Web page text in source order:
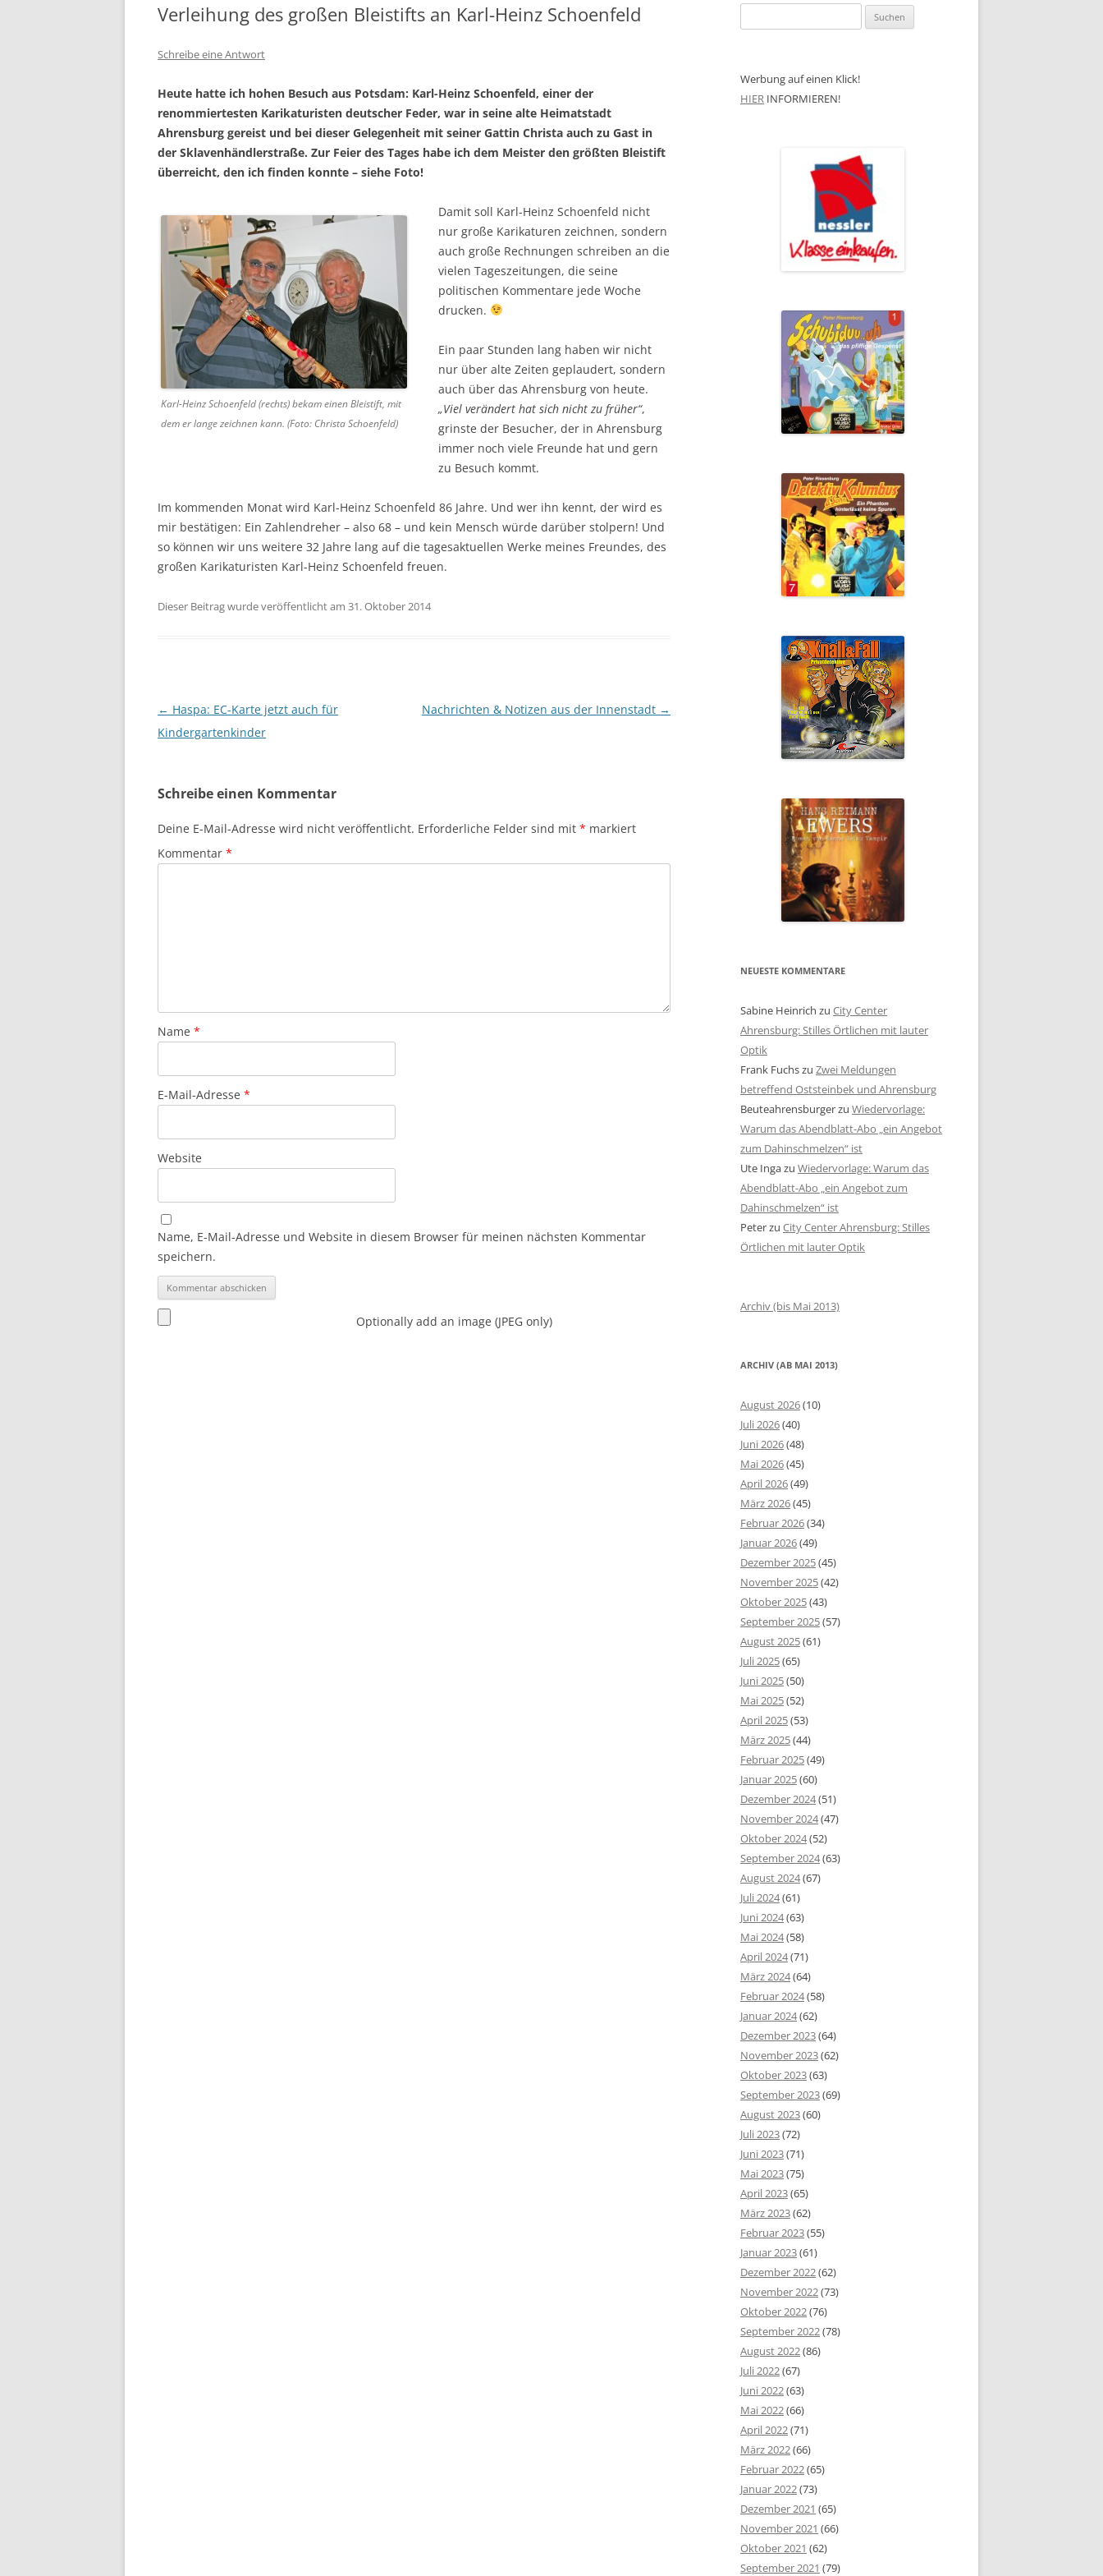
Verleihung des großen Bleistifts an Karl-Heinz Schoenfeld
Schreibe eine Antwort
Heute hatte ich hohen Besuch aus Potsdam: Karl-Heinz Schoenfeld, einer der
renommiertesten Karikaturisten deutscher Feder, war in seine alte Heimatstadt
Ahrensburg gereist und bei dieser Gelegenheit mit seiner Gattin Christa auch zu Gast in
der Sklavenhändlerstraße. Zur Feier des Tages habe ich dem Meister den größten Bleistift
überreicht, den ich finden konnte – siehe Foto!
Karl-Heinz Schoenfeld (rechts) bekam einen Bleistift, mit
dem er lange zeichnen kann. (Foto: Christa Schoenfeld)
Damit soll Karl-Heinz Schoenfeld nicht
nur große Karikaturen zeichnen, sondern
auch große Rechnungen schreiben an die
vielen Tageszeitungen, die seine
politischen Kommentare jede Woche
drucken.
Ein paar Stunden lang haben wir nicht
nur über alte Zeiten geplaudert, sondern
auch über das Ahrensburg von heute.
„Viel verändert hat sich nicht zu früher“,
grinste der Besucher, der in Ahrensburg
immer noch viele Freunde hat und gern
zu Besuch kommt.
Im kommenden Monat wird Karl-Heinz Schoenfeld 86 Jahre. Und wer ihn kennt, der wird es
mir bestätigen: Ein Zahlendreher – also 68 – und kein Mensch würde darüber stolpern! Und
so können wir uns weitere 32 Jahre lang auf die tagesaktuellen Werke meines Freundes, des
großen Karikaturisten Karl-Heinz Schoenfeld freuen.
Dieser Beitrag wurde veröffentlicht am 31. Oktober 2014
Beitragsnavigation
← Haspa: EC-Karte jetzt auch für
Kindergartenkinder
Nachrichten & Notizen aus der Innenstadt →
Schreibe einen Kommentar
Deine E-Mail-Adresse wird nicht veröffentlicht. Erforderliche Felder sind mit * markiert
Kommentar *
Name *
E-Mail-Adresse *
Website
Name, E-Mail-Adresse und Website in diesem Browser für meinen nächsten Kommentar
speichern.
Optionally add an image (JPEG only)
nach:
Werbung auf einen Klick!
HIER INFORMIEREN!
NEUESTE KOMMENTARE
Sabine Heinrich zu City Center
Ahrensburg: Stilles Örtlichen mit lauter
Optik
Frank Fuchszu Zwei Meldungen
betreffend Oststeinbek und Ahrensburg
Beuteahrensburgerzu Wiedervorlage:
Warum das Abendblatt-Abo „ein Angebot
zum Dahinschmelzen“ ist
Ute Ingazu Wiedervorlage: Warum das
Abendblatt-Abo „ein Angebot zum
Dahinschmelzen“ ist
Peterzu City Center Ahrensburg: Stilles
Örtlichen mit lauter Optik
Archiv (bis Mai 2013)
ARCHIV (AB MAI 2013)
August 2026(10)
Juli 2026(40)
Juni 2026(48)
Mai 2026(45)
April 2026(49)
März 2026(45)
Februar 2026(34)
Januar 2026(49)
Dezember 2025(45)
November 2025(42)
Oktober 2025(43)
September 2025(57)
August 2025(61)
Juli 2025(65)
Juni 2025(50)
Mai 2025(52)
April 2025(53)
März 2025(44)
Februar 2025(49)
Januar 2025(60)
Dezember 2024(51)
November 2024(47)
Oktober 2024(52)
September 2024(63)
August 2024(67)
Juli 2024(61)
Juni 2024(63)
Mai 2024(58)
April 2024(71)
März 2024(64)
Februar 2024(58)
Januar 2024(62)
Dezember 2023(64)
November 2023(62)
Oktober 2023(63)
September 2023(69)
August 2023(60)
Juli 2023(72)
Juni 2023(71)
Mai 2023(75)
April 2023(65)
März 2023(62)
Februar 2023(55)
Januar 2023(61)
Dezember 2022(62)
November 2022(73)
Oktober 2022(76)
September 2022(78)
August 2022(86)
Juli 2022(67)
Juni 2022(63)
Mai 2022(66)
April 2022(71)
März 2022(66)
Februar 2022(65)
Januar 2022(73)
Dezember 2021 (65)
November 2021 (66)
Oktober 2021 (62)
September 2021 (79)